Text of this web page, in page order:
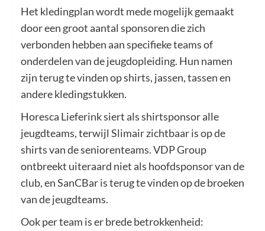
Het kledingplan wordt mede mogelijk gemaakt
door een groot aantal sponsoren die zich
verbonden hebben aan specifieke teams of
onderdelen van de jeugdopleiding. Hun namen
zijn terug te vinden op shirts, jassen, tassen en
andere kledingstukken.
Horesca Lieferink siert als shirtsponsor alle
jeugdteams, terwijl Slimair zichtbaar is op de
shirts van de seniorenteams. VDP Group
ontbreekt uiteraard niet als hoofdsponsor van de
club, en SanCBar is terug te vinden op de broeken
van de jeugdteams.
Ook per team is er brede betrokkenheid: